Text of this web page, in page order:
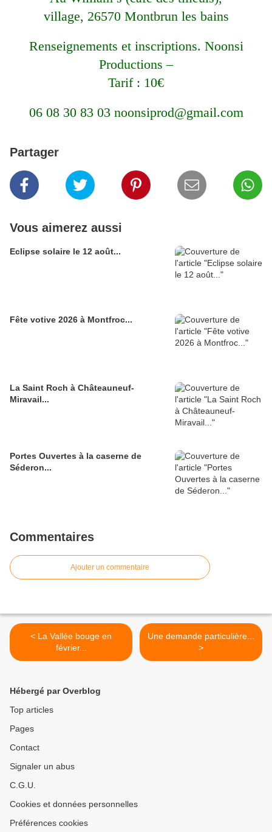
village, 26570 Montbrun les bains
Renseignements et inscriptions. Noonsi
Productions –
Tarif : 10€
06 08 30 83 03 noonsiprod@gmail.com
Partager
Vous aimerez aussi
Eclipse solaire le 12 août...
Fête votive 2026 à Montfroc...
La Saint Roch à Châteauneuf-
Miravail...
Portes Ouvertes à la caserne de
Séderon...
Commentaires
Ajouter un commentaire
< La Vallée bouge en
février...
Une demande particulière...
>
Hébergé par Overblog
Top articles
Pages
Contact
Signaler un abus
C.G.U.
Cookies et données personnelles
Préférences cookies